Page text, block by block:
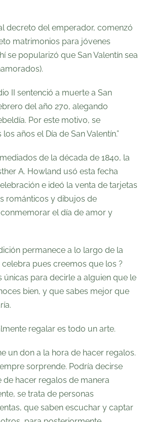
decreto del emperador, comenzó
matrimonios para jóvenes
se popularizó que San Valentín sea
II sentenció a muerte a San
del año 270, alegando
Por este motivo, se
años el Día de San Valentín.”
de la década de 1840, la
A. Howland usó esta fecha
e ideó la venta de tarjetas
románticos y dibujos de
el día de amor y
permanece a lo largo de la
celebra pues creemos que los ?
para decirle a alguien que le
bien, y que sabes mejor que
regalar es todo un arte.
un don a la hora de hacer regalos.
sorprende. Podría decirse
de hacer regalos de manera
se trata de personas
que saben escuchar y captar